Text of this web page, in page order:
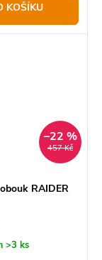
KOŠÍKU
457 Kč
–22 %
RAIDER
>3 ks